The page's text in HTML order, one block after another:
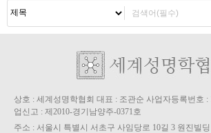
상호 : 세계성명학협회 대표 : 조관순 사업자등록번호 :
업신고 : 제2010-경기남양주-0371호
주소 : 서울시 특별시 서초구 사임당로 10길 3 원진빌